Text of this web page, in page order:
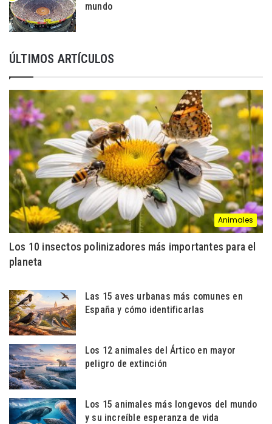
mundo
ÚLTIMOS ARTÍCULOS
Animales
Los 10 insectos polinizadores más importantes para el
planeta
Las 15 aves urbanas más comunes en
España y cómo identificarlas
Los 12 animales del Ártico en mayor
peligro de extinción
Los 15 animales más longevos del mundo
y su increíble esperanza de vida